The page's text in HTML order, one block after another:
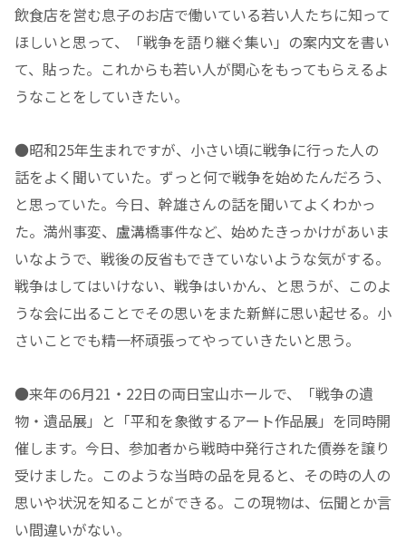
飲食店を営む息子のお店で働いている若い人たちに知って
ほしいと思って、「戦争を語り継ぐ集い」の案内文を書い
て、貼った。これからも若い人が関心をもってもらえるよ
うなことをしていきたい。
●昭和25年生まれですが、小さい頃に戦争に行った人の
話をよく聞いていた。ずっと何で戦争を始めたんだろう、
と思っていた。今日、幹雄さんの話を聞いてよくわかっ
た。満州事変、盧溝橋事件など、始めたきっかけがあいま
いなようで、戦後の反省もできていないような気がする。
戦争はしてはいけない、戦争はいかん、と思うが、このよ
うな会に出ることでその思いをまた新鮮に思い起せる。小
さいことでも精一杯頑張ってやっていきたいと思う。
●来年の6月21・22日の両日宝山ホールで、「戦争の遺
物・遺品展」と「平和を象徴するアート作品展」を同時開
催します。今日、参加者から戦時中発行された債券を譲り
受けました。このような当時の品を見ると、その時の人の
思いや状況を知ることができる。この現物は、伝聞とか言
い間違いがない。